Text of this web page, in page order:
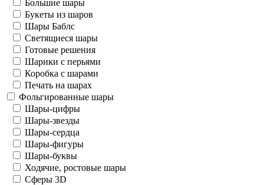
Большие шары
Букеты из шаров
Шары Баблс
Светящиеся шары
Готовые решения
Шарики с перьями
Коробка с шарами
Печать на шарах
Фольгированные шары
Шары-цифры
Шары-звезды
Шары-сердца
Шары-фигуры
Шары-буквы
Ходячие, ростовые шары
Сферы 3D